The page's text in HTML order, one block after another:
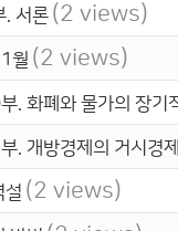
. 서론 (2 views)
월 (2 views)
. 화폐와 물가의 장기
. 개방경제의 거시경
설 (2 views)